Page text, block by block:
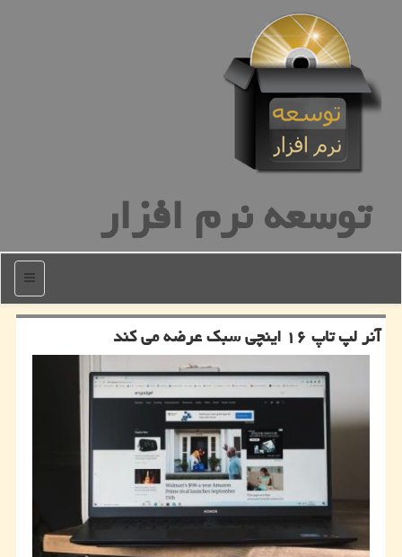
توسعه نرم افزار
منو
آنر لپ تاپ ۱۶ اینچی سبك عرضه می كند